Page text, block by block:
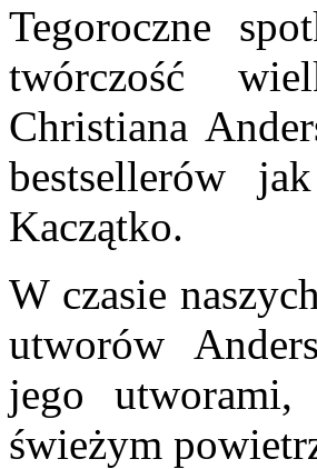
Tegoroczne
twórczość
Christiana
bestsellerów
Kaczątko.
W czasie
utworów
jego utworami,
świeżym